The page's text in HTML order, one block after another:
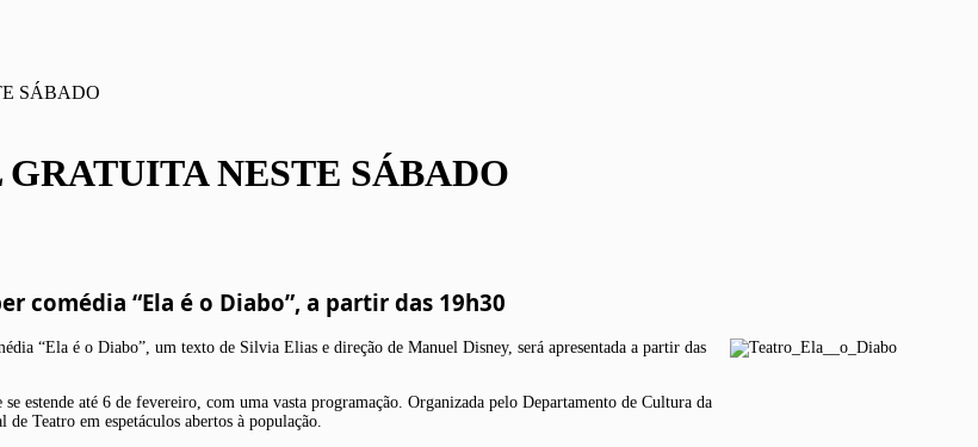
SÁBADO
NESTE SÁBADO
comédia “Ela é o Diabo”, a partir das 19h30
“Ela é o Diabo”, um texto de Silvia Elias e direção de Manuel Disney, será apresentada a partir das
estende até 6 de fevereiro, com uma vasta programação. Organizada pelo Departamento de Cultura da
Teatro em espetáculos abertos à população.